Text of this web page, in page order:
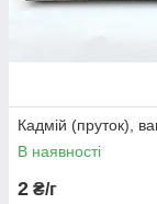
Кадмій (пруток),
В наявності
2 ₴/г